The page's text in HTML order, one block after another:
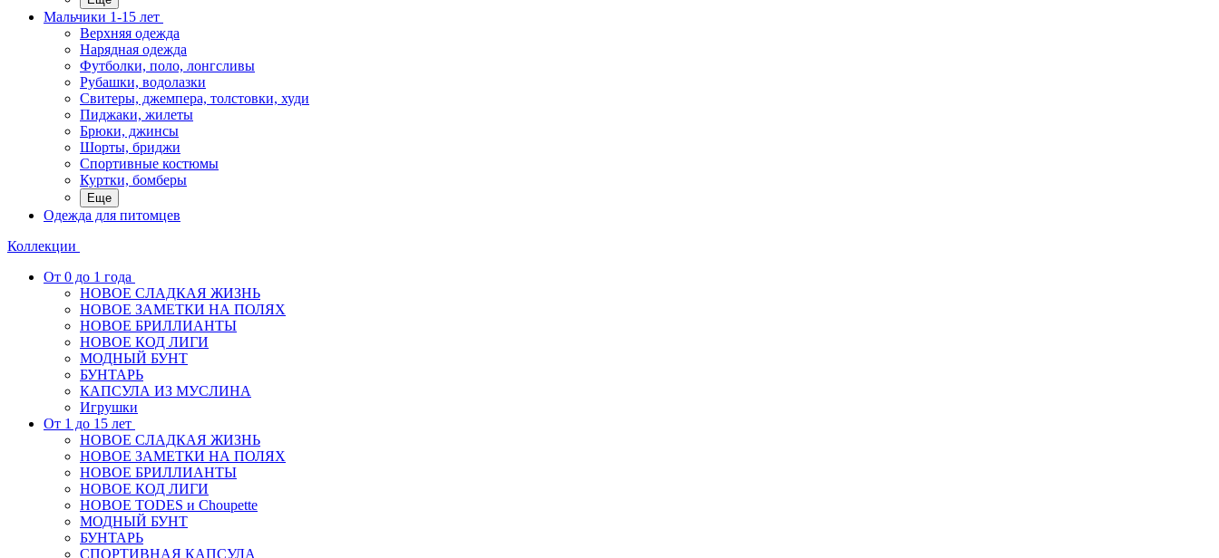
Мальчики 1-15 лет
Верхняя одежда
Нарядная одежда
Футболки, поло, лонгсливы
Рубашки, водолазки
Свитеры, джемпера, толстовки, худи
Пиджаки, жилеты
Брюки, джинсы
Шорты, бриджи
Спортивные костюмы
Куртки, бомберы
Еще
Одежда для питомцев
Коллекции
От 0 до 1 года
НОВОЕ СЛАДКАЯ ЖИЗНЬ
НОВОЕ ЗАМЕТКИ НА ПОЛЯХ
НОВОЕ БРИЛЛИАНТЫ
НОВОЕ КОД ЛИГИ
МОДНЫЙ БУНТ
БУНТАРЬ
КАПСУЛА ИЗ МУСЛИНА
Игрушки
От 1 до 15 лет
НОВОЕ СЛАДКАЯ ЖИЗНЬ
НОВОЕ ЗАМЕТКИ НА ПОЛЯХ
НОВОЕ БРИЛЛИАНТЫ
НОВОЕ КОД ЛИГИ
НОВОЕ TODES и Choupette
МОДНЫЙ БУНТ
БУНТАРЬ
СПОРТИВНАЯ КАПСУЛА